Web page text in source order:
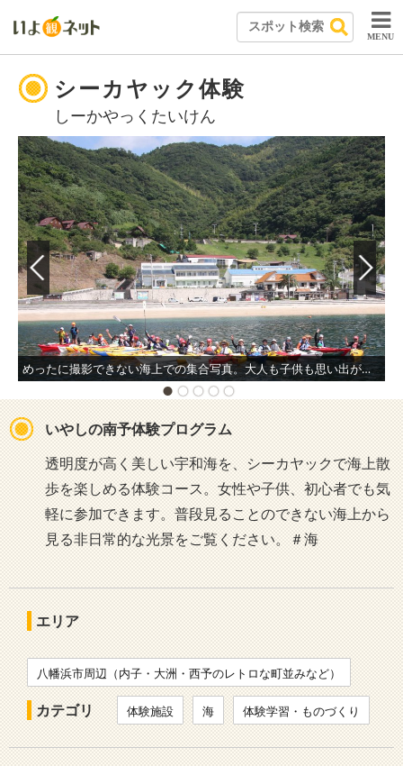
MENU
シーカヤック体験
しーかやっくたいけん
めったに撮影できない海上での集合写真。大人も子供も思い出が凝縮された夏の一日となること間違いなし。
いやしの南予体験プログラム
透明度が高く美しい宇和海を、シーカヤックで海上散
歩を楽しめる体験コース。女性や子供、初心者でも気
軽に参加できます。普段見ることのできない海上から
見る非日常的な光景をご覧ください。＃海
エリア
八幡浜市周辺（内子・大洲・西予のレトロな町並みなど）
カテゴリ 体験施設 海 体験学習・ものづくり